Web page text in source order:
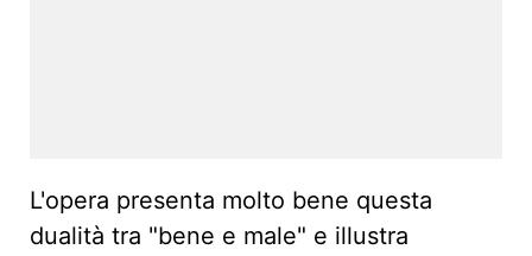
L'opera presenta molto bene questa
dualità tra "bene e male" e illustra